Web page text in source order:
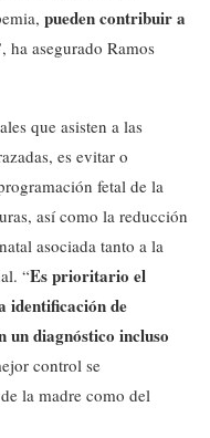
pueden contribuir a
ha asegurado Ramos
que asisten a las
es evitar o
fetal de la
así como la reducción
asociada tanto a la
“Es prioritario el
identificación de
un diagnóstico incluso
control se
la madre como del